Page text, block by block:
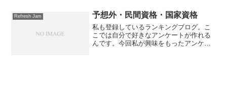
座間さん...
Refresh Jam 予想外・民間資格・国家資格
私も登録しているランキングブログ。こ
こでは自分で好きなアンケートが作れる
んです。今回私が興味をもったアンケー